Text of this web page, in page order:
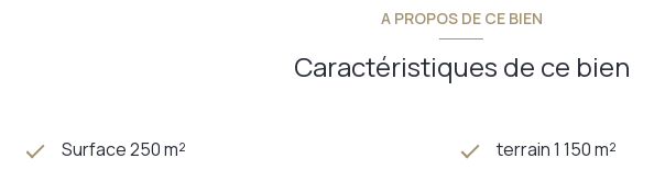
A PROPOS DE CE BIEN
Caractéristiques de ce bien
Surface 250 m² terrain 1 150 m²